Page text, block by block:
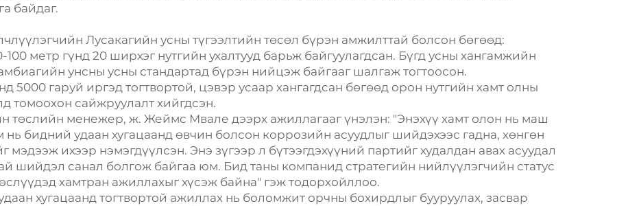
байдаг.
Лусакагийн усны түгээлтийн төсөл бүрэн амжилттай болсон бөгөөд:
метр гүнд 20 ширхэг нутгийн ухалтууд барьж байгуулагдсан. Бүгд усны хангамжийн
унсны усны стандартад бүрэн нийцэж байгааг шалгаж тогтоосон.
5000 гаруй иргэд тогтвортой, цэвэр усаар хангагдсан бөгөөд орон нутгийн хамт олны
томоохон сайжруулалт хийгдсэн.
төслийн менежер, ж. Жеймс Мвале дээрх ажиллагааг үнэлэн: "Энэхүү хамт олон нь маш
нь бидний удаан хугацаанд өвчин болсон коррозийн асуудлыг шийдэхээс гадна, хөнгөн
ихээр нэмэгдүүлсэн. Энэ зүгээр л бүтээгдэхүүний партийг худалдан авах асуудал
шийдэл санал болгож байгаа юм. Бид таны компанид стратегийн нийлүүлэгчийн статус
хамтран ажиллахыг хүсэж байна" гэж тодорхойллоо.
хугацаанд тогтвортой ажиллах нь боломжит орчны бохирдлыг бууруулах, засвар